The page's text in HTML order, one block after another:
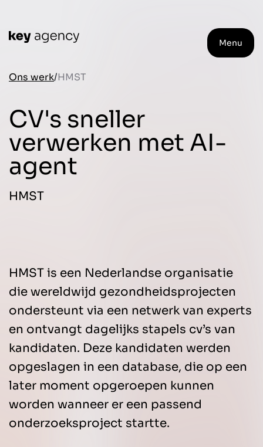
Menu
Ons werk HMST
CV's sneller
verwerken met AI-
agent
HMST
HMST is een Nederlandse organisatie
die wereldwijd gezondheidsprojecten
ondersteunt via een netwerk van experts
en ontvangt dagelijks stapels cv’s van
kandidaten. Deze kandidaten werden
opgeslagen in een database, die op een
later moment opgeroepen kunnen
worden wanneer er een passend
onderzoeksproject startte.